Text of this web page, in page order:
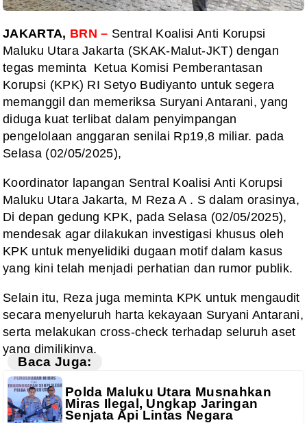
JAKARTA, BRN – Sentral Koalisi Anti Korupsi
Maluku Utara Jakarta (SKAK-Malut-JKT) dengan
tegas meminta Ketua Komisi Pemberantasan
Korupsi (KPK) RI Setyo Budiyanto untuk segera
memanggil dan memeriksa Suryani Antarani, yang
diduga kuat terlibat dalam penyimpangan
pengelolaan anggaran senilai Rp19,8 miliar. pada
Selasa (02/05/2025),
Koordinator lapangan Sentral Koalisi Anti Korupsi
Maluku Utara Jakarta, M Reza A . S dalam orasinya,
Di depan gedung KPK, pada Selasa (02/05/2025),
mendesak agar dilakukan investigasi khusus oleh
KPK untuk menyelidiki dugaan motif dalam kasus
yang kini telah menjadi perhatian dan rumor publik.
Selain itu, Reza juga meminta KPK untuk mengaudit
secara menyeluruh harta kekayaan Suryani Antarani,
serta melakukan cross-check terhadap seluruh aset
yang dimilikinya.
Baca Juga:
Polda Maluku Utara Musnahkan
Miras Ilegal, Ungkap Jaringan
Senjata Api Lintas Negara